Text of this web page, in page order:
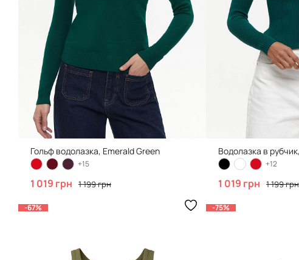
Гольф водолазка, Emerald Green
+15
1 019 грн 1 199 грн
Водолазка в
+12
1 019 грн 1 199 грн
-67% -75%